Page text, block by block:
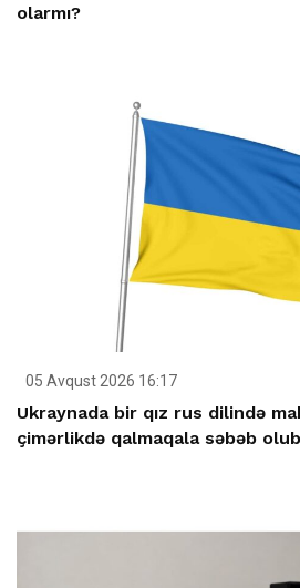
olarmı?
05 Avqust 2026 16:17
Ukraynada bir qız rus dilində
çimərlikdə qalmaqala səbəb olub